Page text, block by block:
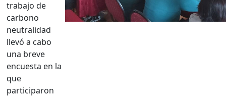
trabajo de
carbono
neutralidad
llevó a cabo
una breve
encuesta en la
que
participaron